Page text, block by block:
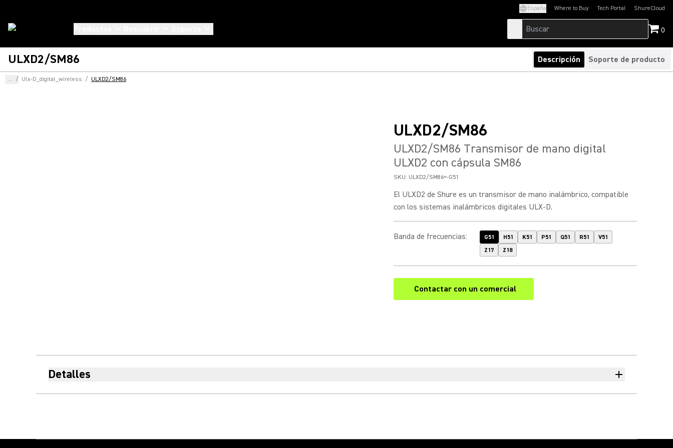
España Where to Buy Tech Portal
(Opens in a new tab)ShureCloud
(Opens in a new
0
ULXD2/SM86 Descripción Soporte de producto
... / Ulx-D_digital_wireless / ULXD2/SM86
ULXD2/SM86
ULXD2/SM86 Transmisor de mano digital
ULXD2 con cápsula SM86
SKU: ULXD2/SM86=-G51
El ULXD2 de Shure es un transmisor de mano inalámbrico, compatible
con los sistemas inalámbricos digitales ULX-D.
Banda de frecuencias: G51 H51 K51 P51 Q51 R51
V51
Z17
Z18
Contactar con un comercial
Detalles